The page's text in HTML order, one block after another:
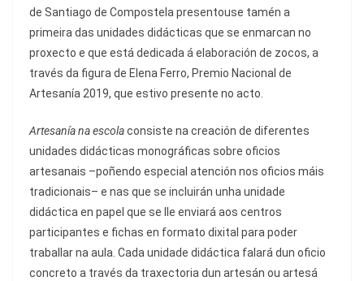
de Santiago de Compostela presentouse tamén a
primeira das unidades didácticas que se enmarcan no
proxecto e que está dedicada á elaboración de zocos, a
través da figura de Elena Ferro, Premio Nacional de
Artesanía 2019, que estivo presente no acto.
Artesanía na escolaconsiste na creación de diferentes
unidades didácticas monográficas sobre oficios
artesanais –poñendo especial atención nos oficios máis
tradicionais– e nas que se incluirán unha unidade
didáctica en papel que se lle enviará aos centros
participantes e fichas en formato dixital para poder
traballar na aula. Cada unidade didáctica falará dun oficio
concreto a través da traxectoria dun artesán ou artesá